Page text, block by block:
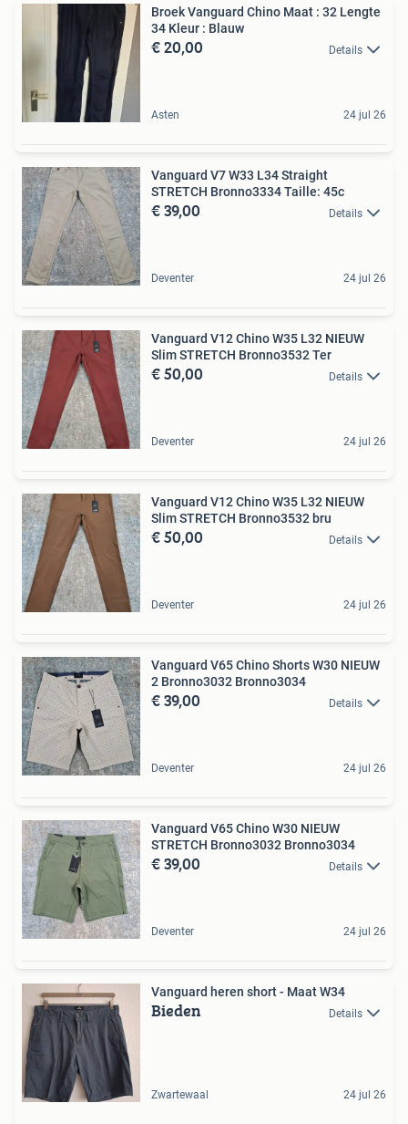
Broek Vanguard Chino Maat : 32 Lengte
34 Kleur : Blauw
€ 20,00 Details
Asten 24 jul 26
Vanguard V7 W33 L34 Straight
STRETCH Bronno3334 Taille: 45c
€ 39,00 Details
Deventer 24 jul 26
Vanguard V12 Chino W35 L32 NIEUW
Slim STRETCH Bronno3532 Ter
€ 50,00 Details
Deventer 24 jul 26
Vanguard V12 Chino W35 L32 NIEUW
Slim STRETCH Bronno3532 bru
€ 50,00 Details
Deventer 24 jul 26
Vanguard V65 Chino Shorts W30 NIEUW
2 Bronno3032 Bronno3034
€ 39,00 Details
Deventer 24 jul 26
Vanguard V65 Chino W30 NIEUW
STRETCH Bronno3032 Bronno3034
€ 39,00 Details
Deventer 24 jul 26
Vanguard heren short - Maat W34
Bieden Details
Zwartewaal 24 jul 26